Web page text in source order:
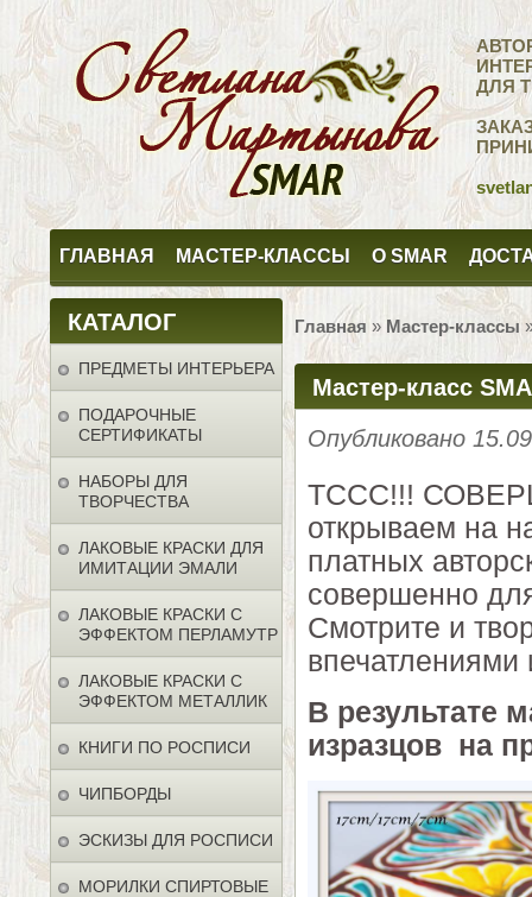
ДЛЯ
ГЛАВНАЯ МАСТЕР-КЛАССЫ О SMAR
КАТАЛОГ
ПРЕДМЕТЫ ИНТЕРЬЕРА
ПОДАРОЧНЫЕ
СЕРТИФИКАТЫ
НАБОРЫ ДЛЯ
ТВОРЧЕСТВА
ЛАКОВЫЕ КРАСКИ ДЛЯ
ИМИТАЦИИ ЭМАЛИ
ЛАКОВЫЕ КРАСКИ С
ЭФФЕКТОМ ПЕРЛАМУТР
ЛАКОВЫЕ КРАСКИ С
ЭФФЕКТОМ МЕТАЛЛИК
КНИГИ ПО РОСПИСИ
ЧИПБОРДЫ
ЭСКИЗЫ ДЛЯ РОСПИСИ
МОРИЛКИ СПИРТОВЫЕ
Главная » Мастер-классы
Мастер-класс
Опубликовано
ТССС!!!
открываем на
платных
совершенно
Смотрите и
впечатлениями
В результате
изразцов на